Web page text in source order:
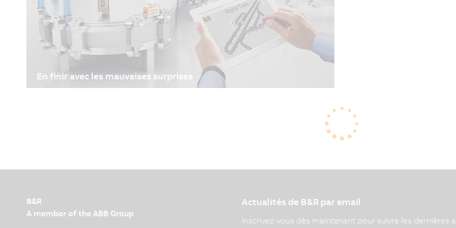
En finir avec les mauvaises surprises
29/06/2021| 3m
B&R Headquarters: Frauenfeld
Langfeldstrasse 90
S'INSCRIRE MAINTENANT